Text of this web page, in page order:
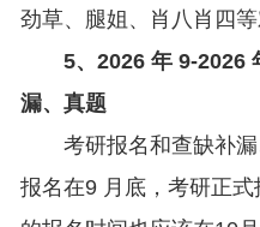
劲草、腿姐、肖八肖四等
5、2026 年 9-2026
漏、真题
考研报名和查缺补
报名在9 月底，考研正